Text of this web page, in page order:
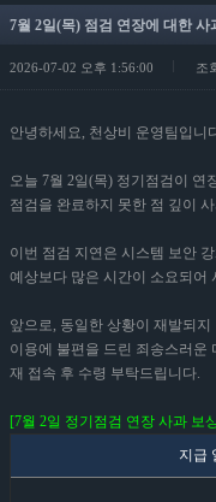
7월 2일(목) 점검 연장에 대한 사
2026-07-02 오후 1:56:00 조
안녕하세요, 천상비 운영팀입니
오늘 7월 2일(목) 정기점검이 연
점검을 완료하지 못한 점 깊이
이번 점검 지연은 시스템 보안
예상보다 많은 시간이 소요되어
앞으로, 동일한 상황이 재발되
이용에 불편을 드린 죄송스러운
재 접속 후 수령 부탁드립니다.
[7월 2일 정기점검 연장 사과 보
지급